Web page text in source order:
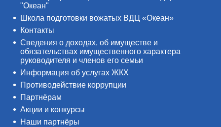
"Океан"
Школа подготовки вожатых ВДЦ «Океан»
Контакты
Сведения о доходах, об имуществе и
обязательствах имущественного характера
руководителя и членов его семьи
Информация об услугах ЖКХ
Противодействие коррупции
Партнёрам
Акции и конкурсы
Наши партнёры